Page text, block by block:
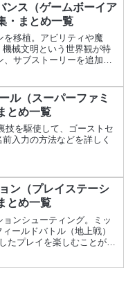
ンス（ゲームボーイア
・まとめ一覧
を移植。アビリティや魔
械文明という世界観が特
サブストーリーを追加。
ル（スーパーファミ
とめ一覧
技を駆使して、ゴーストセ
入力の方法などを詳しく
ン（プレイステーシ
とめ一覧
ンシューティング。ミッ
ールドバトル（地上戦）
たプレイを楽しむことが可